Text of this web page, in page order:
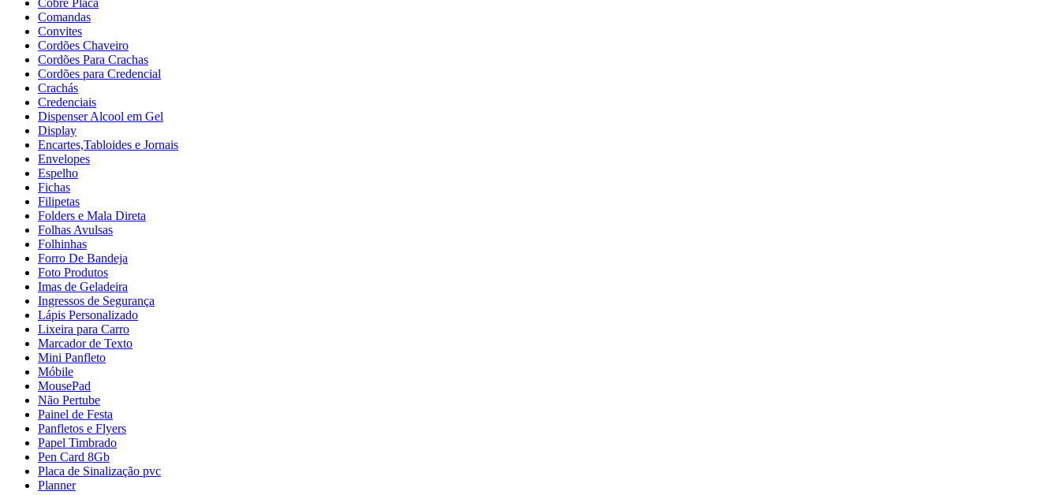
Cobre Placa
Comandas
Convites
Cordões Chaveiro
Cordões Para Crachas
Cordões para Credencial
Crachás
Credenciais
Dispenser Alcool em Gel
Display
Encartes,Tabloides e Jornais
Envelopes
Espelho
Fichas
Filipetas
Folders e Mala Direta
Folhas Avulsas
Folhinhas
Forro De Bandeja
Foto Produtos
Imas de Geladeira
Ingressos de Segurança
Lápis Personalizado
Lixeira para Carro
Marcador de Texto
Mini Panfleto
Móbile
MousePad
Não Pertube
Painel de Festa
Panfletos e Flyers
Papel Timbrado
Pen Card 8Gb
Placa de Sinalização pvc
Planner